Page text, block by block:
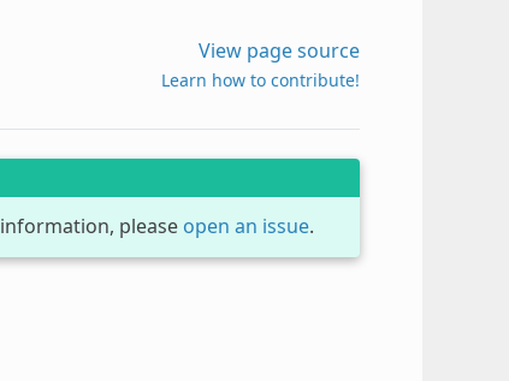
View page source
Learn how to contribute!
please open an issue.